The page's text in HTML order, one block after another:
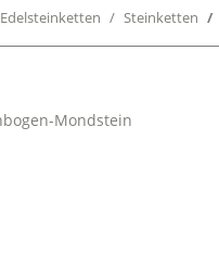
Edelsteinketten Steinketten